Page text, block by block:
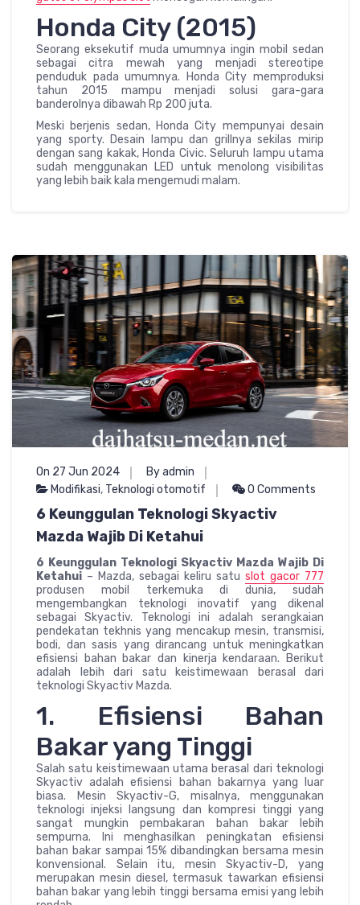
Honda City (2015)
Seorang eksekutif muda umumnya ingin mobil sedan
sebagai citra mewah yang menjadi stereotipe
penduduk pada umumnya. Honda City memproduksi
tahun 2015 mampu menjadi solusi gara-gara
banderolnya dibawah Rp 200 juta.
Meski berjenis sedan, Honda City mempunyai desain
yang sporty. Desain lampu dan grillnya sekilas mirip
dengan sang kakak, Honda Civic. Seluruh lampu utama
sudah menggunakan LED untuk menolong visibilitas
yang lebih baik kala mengemudi malam.
On 27 Jun 2024
By admin
Modifikasi, Teknologi otomotif 0 Comments
6 Keunggulan Teknologi Skyactiv
Mazda Wajib Di Ketahui
6 Keunggulan Teknologi Skyactiv Mazda Wajib Di
Ketahui – Mazda, sebagai keliru satu slot gacor 777
produsen mobil terkemuka di dunia, sudah
mengembangkan teknologi inovatif yang dikenal
sebagai Skyactiv. Teknologi ini adalah serangkaian
pendekatan tekhnis yang mencakup mesin, transmisi,
bodi, dan sasis yang dirancang untuk meningkatkan
efisiensi bahan bakar dan kinerja kendaraan. Berikut
adalah lebih dari satu keistimewaan berasal dari
teknologi Skyactiv Mazda.
1. Efisiensi Bahan
Bakar yang Tinggi
Salah satu keistimewaan utama berasal dari teknologi
Skyactiv adalah efisiensi bahan bakarnya yang luar
biasa. Mesin Skyactiv-G, misalnya, menggunakan
teknologi injeksi langsung dan kompresi tinggi yang
sangat mungkin pembakaran bahan bakar lebih
sempurna. Ini menghasilkan peningkatan efisiensi
bahan bakar sampai 15% dibandingkan bersama mesin
konvensional. Selain itu, mesin Skyactiv-D, yang
merupakan mesin diesel, termasuk tawarkan efisiensi
bahan bakar yang lebih tinggi bersama emisi yang lebih